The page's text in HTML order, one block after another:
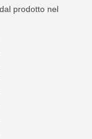
prodotto nel